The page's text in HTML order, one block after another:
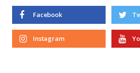
Facebook
Instagram